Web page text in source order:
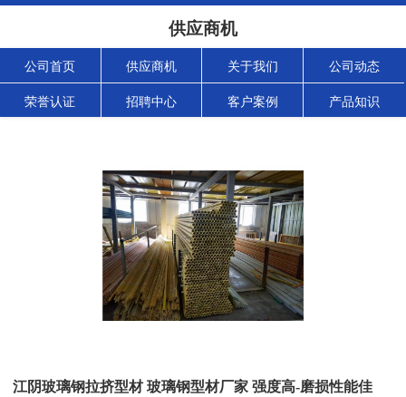
供应商机
公司首页 供应商机 关于我们 公司动态
荣誉认证 招聘中心 客户案例 产品知识
江阴玻璃钢拉挤型材 玻璃钢型材厂家 强度高-磨损性能佳